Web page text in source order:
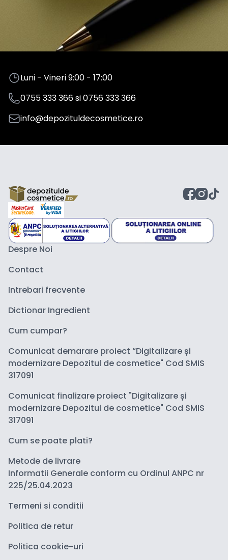
Luni - Vineri 9:00 - 17:00
0755 333 366si0756 333 366
info@depozituldecosmetice.ro
Despre Noi
Contact
Intrebari frecvente
Dictionar Ingredient
Cum cumpar?
Comunicat demarare proiect “Digitalizare și
modernizare Depozitul de cosmetice" Cod SMIS
317091
Comunicat finalizare proiect "Digitalizare și
modernizare Depozitul de cosmetice" Cod SMIS
317091
Cum se poate plati?
Metode de livrare
Informatii Generale conform cu Ordinul ANPC nr
225/25.04.2023
Termeni si conditii
Politica de retur
Politica cookie-uri